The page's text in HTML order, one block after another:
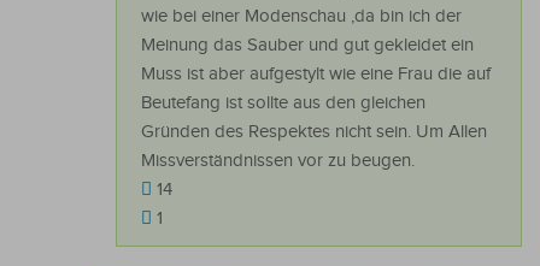
wie bei einer Modenschau ,da bin ich der
Meinung das Sauber und gut gekleidet ein
Muss ist aber aufgestylt wie eine Frau die auf
Beutefang ist sollte aus den gleichen
Gründen des Respektes nicht sein. Um Allen
Missverständnissen vor zu beugen.
14
1